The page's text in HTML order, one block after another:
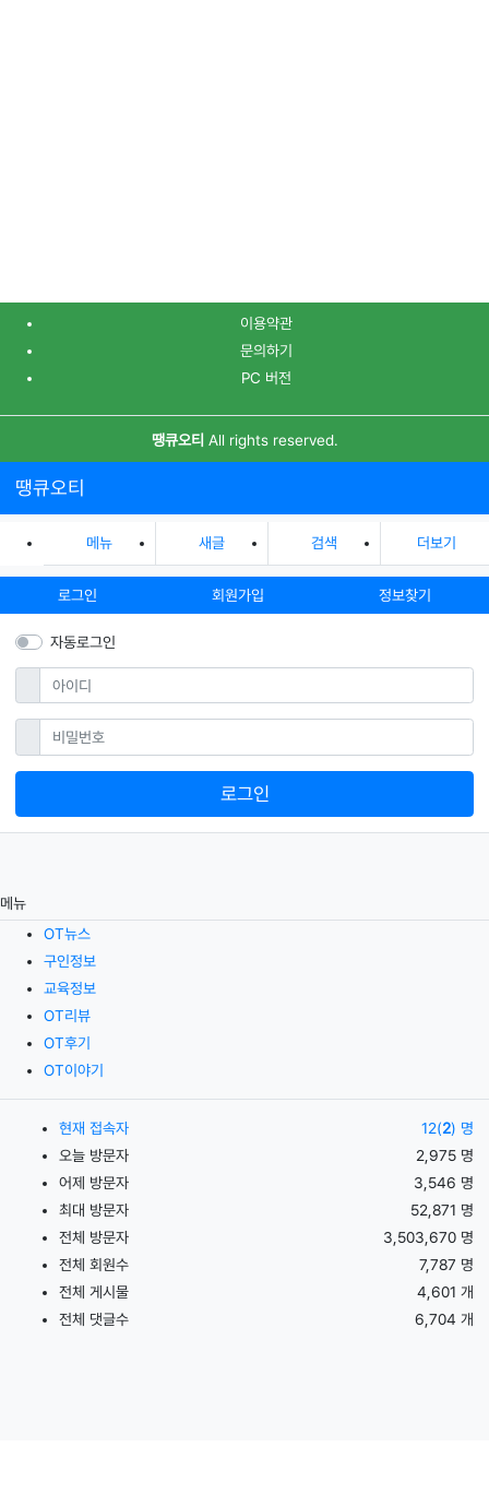
이용약관
문의하기
PC 버전
땡큐오티 All rights reserved.
땡큐오티
메뉴 새글 검색 더보기
로그인 회원가입 정보찾기
자동로그인
필수
비밀번호필수
로그인
메뉴
OT뉴스
구인정보
교육정보
OT리뷰
OT후기
OT이야기
현재 접속자 12(2) 명
오늘 방문자
2,975 명
어제 방문자
3,546 명
최대 방문자
52,871 명
전체 방문자
3,503,670 명
전체 회원수
7,787 명
전체 게시물
4,601 개
전체 댓글수
6,704 개